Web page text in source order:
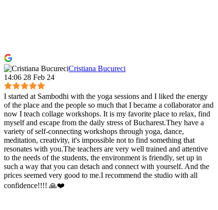
Cristiana Bucureci
14:06 28 Feb 24
I started at Sambodhi with the yoga sessions and I liked the energy
of the place and the people so much that I became a collaborator and
now I teach collage workshops. It is my favorite place to relax, find
myself and escape from the daily stress of Bucharest.They have a
variety of self-connecting workshops through yoga, dance,
meditation, creativity, it's impossible not to find something that
resonates with you.The teachers are very well trained and attentive
to the needs of the students, the environment is friendly, set up in
such a way that you can detach and connect with yourself. And the
prices seemed very good to me.I recommend the studio with all
confidence!!!! 🙏❤️